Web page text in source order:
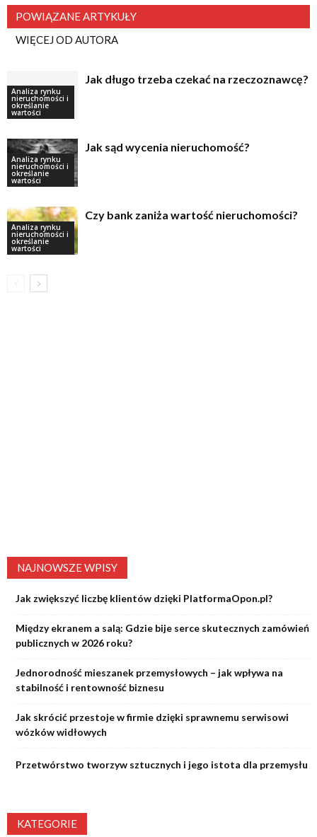
POWIĄZANE ARTYKUŁY
WIĘCEJ OD AUTORA
Analiza rynku
nieruchomości i
określanie
wartości
Jak długo trzeba czekać na rzeczoznawcę?
Analiza rynku
nieruchomości i
określanie
wartości
Jak sąd wycenia nieruchomość?
Analiza rynku
nieruchomości i
określanie
wartości
Czy bank zaniża wartość nieruchomości?
NAJNOWSZE WPISY
Jak zwiększyć liczbę klientów dzięki PlatformaOpon.pl?
Między ekranem a salą: Gdzie bije serce skutecznych zamówień
publicznych w 2026 roku?
Jednorodność mieszanek przemysłowych – jak wpływa na
stabilność i rentowność biznesu
Jak skrócić przestoje w firmie dzięki sprawnemu serwisowi
wózków widłowych
Przetwórstwo tworzyw sztucznych i jego istota dla przemysłu
KATEGORIE